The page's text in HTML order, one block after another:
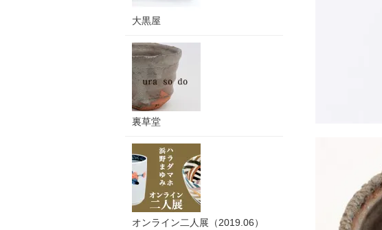
大黒屋
裏草堂
オンライン二人展（2019.06）